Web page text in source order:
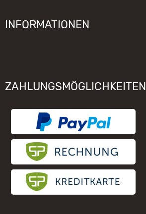
Lieferzeit
Widerrufsrecht
INFORMATIONEN
Schwibbogen funktioniert nicht
Unsere Hersteller
ZAHLUNGSMÖGLICHKEITEN